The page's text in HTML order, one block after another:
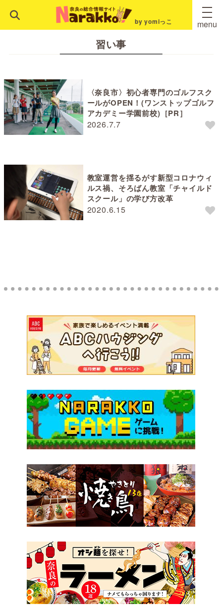
by yomiっこ menu
習い事
2026.7.7
〈奈良市〉初心者専門のゴルフスク
ールがOPEN！(ワンストップゴルフ
アカデミー学園前校)［PR］
2020.6.15
教室運営を揺るがす新型コロナウィ
ルス禍、そろばん教室「チャイルド
スクール」の学び方改革